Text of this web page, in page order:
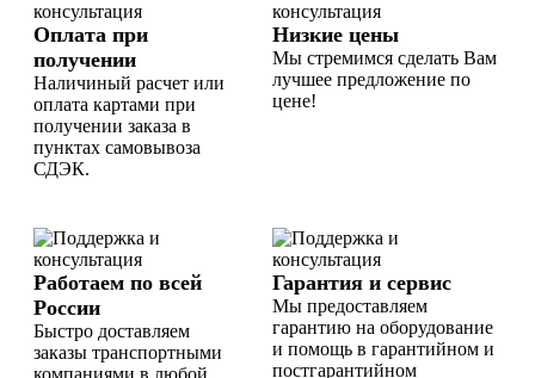
Оплата при
получении
Наличиный расчет или
оплата картами при
получении заказа в
пунктах самовывоза
СДЭК.
Низкие цены
Мы стремимся сделать Вам
лучшее предложение по
цене!
Работаем по всей
России
Быстро доставляем
заказы транспортными
компаниями в любой
Гарантия и сервис
Мы предоставляем
гарантию на оборудование
и помощь в гарантийном и
постгарантийном